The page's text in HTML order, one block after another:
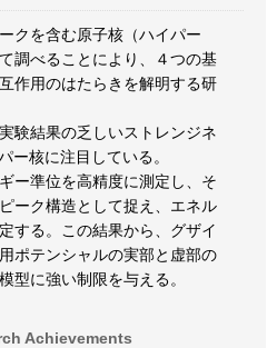
クを含む原子核（ハイパー
調べることにより、４つの基
作用のはたらきを解明する研
験結果の乏しいストレンジネ
ー核に注目している。
ー準位を高精度に測定し、そ
ーク構造として捉え、エネル
する。この結果から、グザイ
ポテンシャルの実部と虚部の
型に強い制限を与える。
Achievements